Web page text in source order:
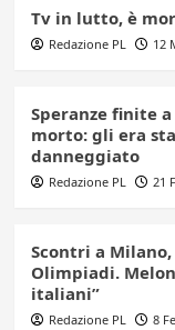
Tv in lutto, è
Redazione PL 12
Speranze finite
morto: gli era
danneggiato
Redazione PL 21
Scontri a
Olimpiadi.
italiani”
Redazione PL 8